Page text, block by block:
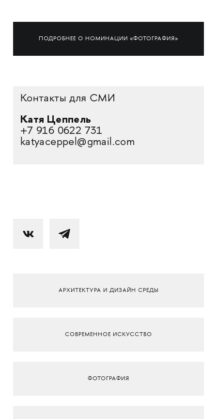
ПОДРОБНЕЕ О НОМИНАЦИИ «ФОТОГРАФИЯ»
Контакты для СМИ
Катя Цеппель
+7 916 0622 731
katyaceppel@gmail.com
АРХИТЕКТУРА И ДИЗАЙН СРЕДЫ
СОВРЕМЕННОЕ ИСКУССТВО
ФОТОГРАФИЯ